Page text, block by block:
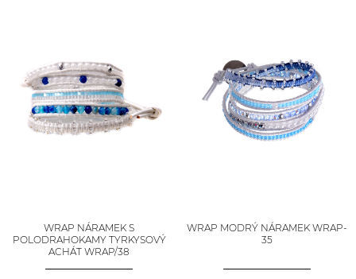
WRAP NÁRAMEK S
POLODRAHOKAMY TYRKYSOVÝ
ACHÁT WRAP/38
WRAP MODRÝ NÁRAMEK WRAP-
35